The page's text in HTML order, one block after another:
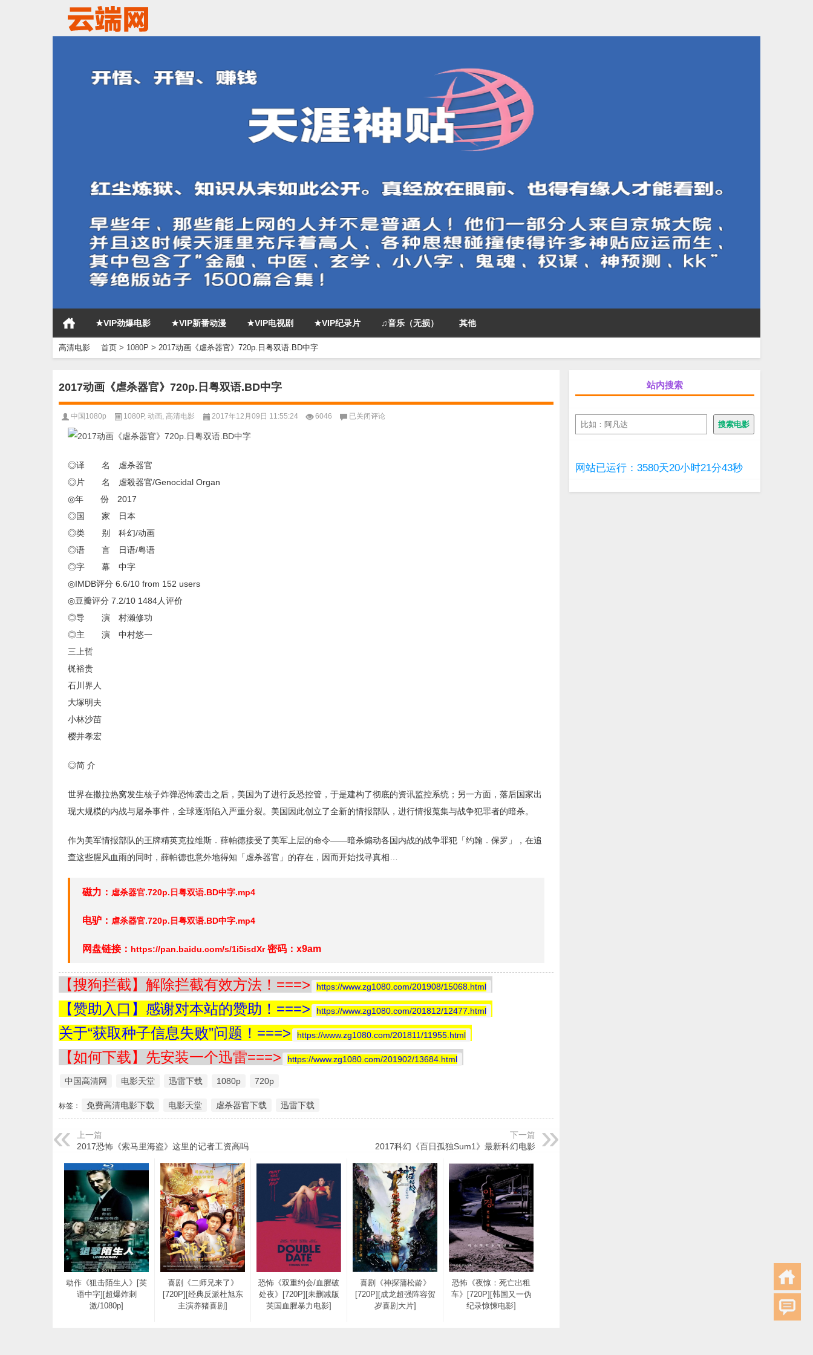
★VIP劲爆电影 ★VIP新番动漫 ★VIP电视剧 ★VIP纪录片 ♫音乐（无损） 其他
高清电影 首页 > 1080P > 2017动画《虐杀器官》720p.日粤双语.BD中字
站内搜索
搜
索
搜索电影
网站已运行：3580天20小时21分44秒
2017动画《虐杀器官》720p.日粤双语.BD中字
中国1080p 1080P, 动画, 高清电影 2017年12月09日 11:55:24 6046
2017
已关闭评论
◎译 名 虐杀器官
◎片 名 虐殺器官/Genocidal Organ
◎年 份 2017
◎国 家 日本
◎类 别 科幻/动画
◎语 言 日语/粤语
◎字 幕 中字
◎IMDB评分 6.6/10 from 152 users
◎豆瓣评分 7.2/10 1484人评价
◎导 演 村濑修功
◎主 演 中村悠一
三上哲
梶裕贵
石川界人
大塚明夫
小林沙苗
樱井孝宏
◎简 介
世界在撒拉热窝发生核子炸弹恐怖袭击之后，美国为了进行反恐控管，于是建构了彻底的资讯监控系统；另一方面，落后国家出
现大规模的内战与屠杀事件，全球逐渐陷入严重分裂。美国因此创立了全新的情报部队，进行情报蒐集与战争犯罪者的暗杀。
作为美军情报部队的王牌精英克拉维斯．薛帕德接受了美军上层的命令——暗杀煽动各国内战的战争罪犯「约翰．保罗」，在追
查这些腥风血雨的同时，薛帕德也意外地得知「虐杀器官」的存在，因而开始找寻真相…
磁力： 虐杀器官.720p.日粤双语.BD中字.mp4
电驴： 虐杀器官.720p.日粤双语.BD中字.mp4
网盘链接： https://pan.baidu.com/s/1i5isdXr密码：x9am
【搜狗拦截】解除拦截有效方法！===> https://www.zg1080.com/201908/15068.html
【赞助入口】感谢对本站的赞助！===> https://www.zg1080.com/201812/12477.html
关于“获取种子信息失败”问题！===> https://www.zg1080.com/201811/11955.html
【如何下载】先安装一个迅雷===> https://www.zg1080.com/201902/13684.html
中国高清网 电影天堂 迅雷下载 1080p 720p
标签： 免费高清电影下载 电影天堂 虐杀器官下载 迅雷下载
上一篇
2017恐怖《索马里海盗》这里的记者工资高吗
下一篇
2017科幻《百日孤独Sum1》最新科幻电影
动作《狙击陌生人》[英
语中字][超爆炸刺
激/1080p]
喜剧《二师兄来了》
[720P][经典反派杜旭东
主演养猪喜剧]
恐怖《双重约会/血腥破
处夜》[720P][未删减版
英国血腥暴力电影]
喜剧《神探蒲松龄》
[720P][成龙超强阵容贺
岁喜剧大片]
恐怖《夜惊：死亡出租
车》[720P][韩国又一伪
纪录惊悚电影]